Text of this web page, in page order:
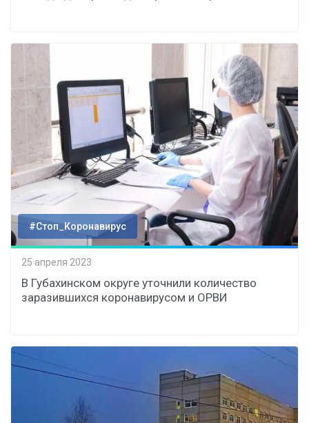
#Стоп_Коронавирус
25 апреля 2023
В Губахинском округе уточнили количество
заразившихся коронавирусом и ОРВИ